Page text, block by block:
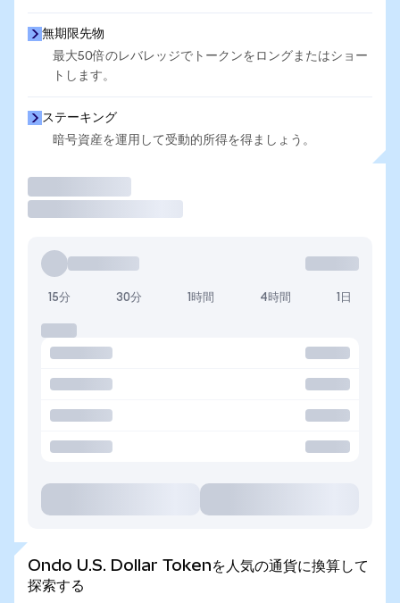
無期限先物
最大50倍のレバレッジでトークンをロングまたはショー
トします。
ステーキング
暗号資産を運用して受動的所得を得ましょう。
15分 30分 1時間 4時間 1日
Ondo U.S. Dollar Tokenを人気の通貨に換算して
探索する